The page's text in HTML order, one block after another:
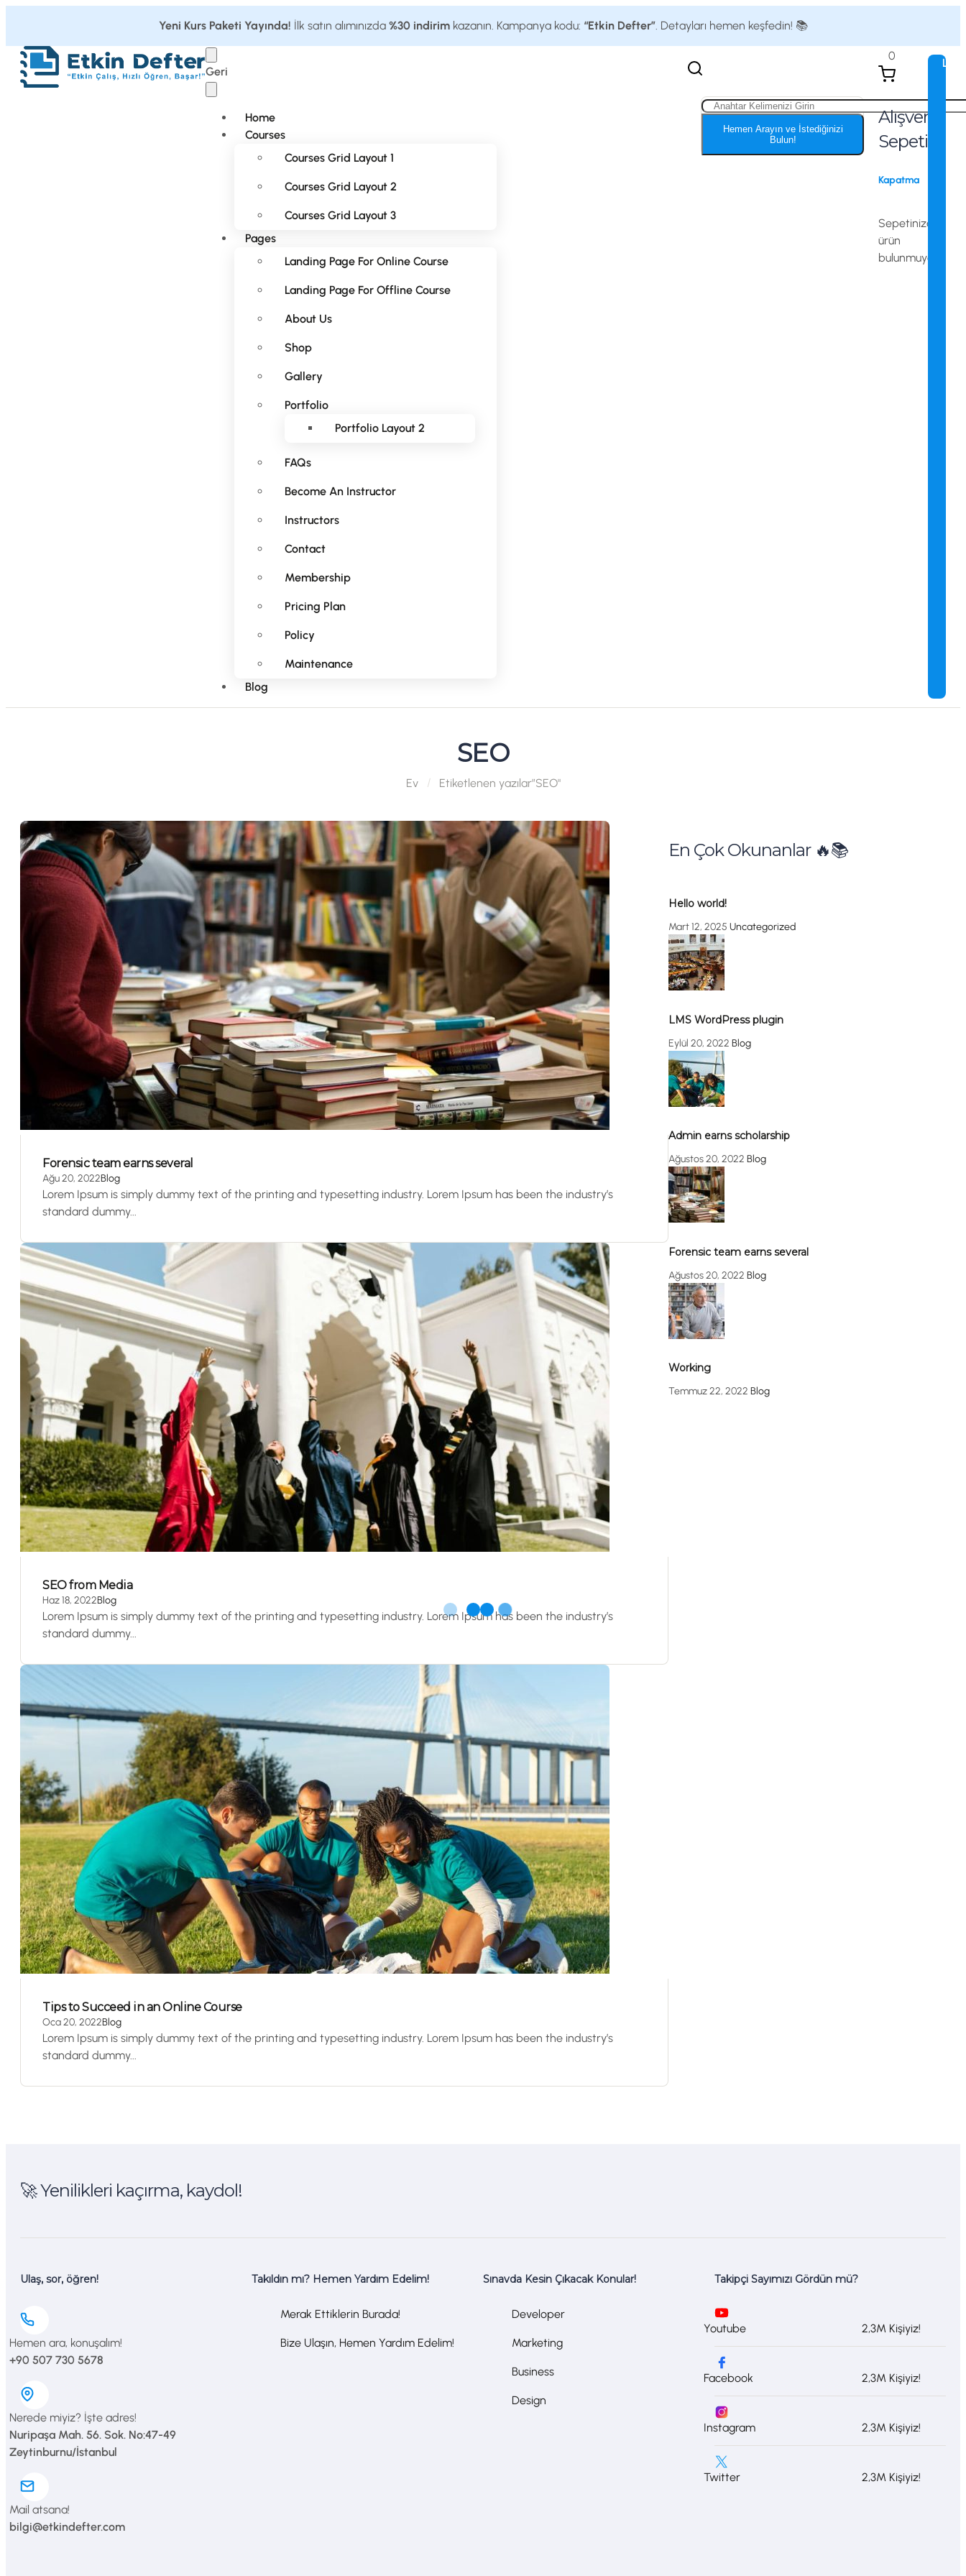
Yeni Kurs Paketi Yayında! İlk satın alımınızda %30 indirimkazanın. Kampanya kodu: “Etkin Defter”. Detayları hemen keşfedin! 📚
Geri
Home
Courses
Courses Grid Layout 1
Courses Grid Layout 2
Courses Grid Layout 3
Pages
Landing Page For Online Course
Landing Page For Offline Course
About Us
Shop
Gallery
Portfolio
Portfolio Layout 2
FAQs
Become An Instructor
Instructors
Contact
Membership
Pricing Plan
Policy
Maintenance
Blog
Hemen Arayın ve İstediğinizi
Bulun!
0
Alışveriş
Sepeti
Kapatma
Sepetinizde
ürün
bulunmuyor.
SEO
Ev Etiketlenen yazılar”SEO"
Forensic team earns several
Ağu 20, 2022Blog
Lorem Ipsum is simply dummy text of the printing and typesetting industry. Lorem Ipsum has been the industry’s
standard dummy...
SEO from Media
Haz 18, 2022Blog
Lorem Ipsum is simply dummy text of the printing and typesetting industry. Lorem Ipsum has been the industry’s
standard dummy...
Tips to Succeed in an Online Course
Oca 20, 2022Blog
Lorem Ipsum is simply dummy text of the printing and typesetting industry. Lorem Ipsum has been the industry’s
standard dummy...
En Çok Okunanlar 🔥📚
Hello world!
Mart 12, 2025 Uncategorized
LMS WordPress plugin
Eylül 20, 2022 Blog
Admin earns scholarship
Ağustos 20, 2022 Blog
Forensic team earns several
Ağustos 20, 2022 Blog
Working
Temmuz 22, 2022 Blog
🚀 Yenilikleri kaçırma, kaydol!
Ulaş, sor, öğren!
Hemen ara, konuşalım!
+90 507 730 5678
Nerede miyiz? İşte adres!
Nuripaşa Mah. 56. Sok. No:47-49
Zeytinburnu/İstanbul
Mail atsana!
bilgi@etkindefter.com
Takıldın mı? Hemen Yardım Edelim!
Merak Ettiklerin Burada!
Bize Ulaşın, Hemen Yardım Edelim!
Sınavda Kesin Çıkacak Konular!
Developer
Marketing
Business
Design
Takipçi Sayımızı Gördün mü?
Youtube 2,3M Kişiyiz!
Facebook 2,3M Kişiyiz!
Instagram 2,3M Kişiyiz!
Twitter 2,3M Kişiyiz!